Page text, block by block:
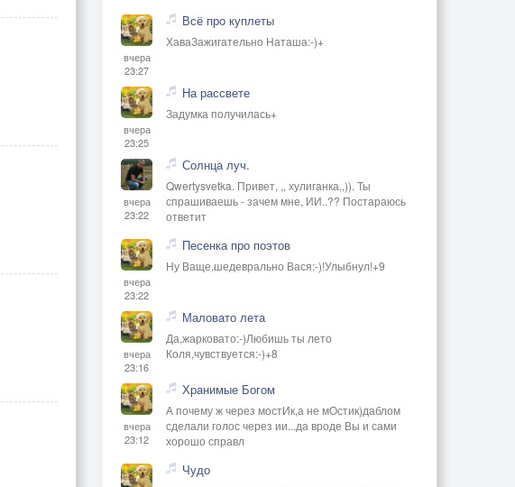
вчера
23:27
Всё про куплеты
ХаваЗажигательно Наташа:-)+
вчера
23:25
На рассвете
Задумка получилась+
вчера
23:22
Солнца луч.
Qwertysvetka. Привет, ,, хулиганка,,)). Ты
спрашиваешь - зачем мне, ИИ..?? Постараюсь
ответит
вчера
23:22
Песенка про поэтов
Ну Ваще,шедеврально Вася:-)!Улыбнул!+9
вчера
23:16
Маловато лета
Да,жарковато:-)Любишь ты лето
Коля,чувствуется:-)+8
вчера
23:12
Хранимые Богом
А почему ж через мостИк,а не мОстик)даблом
сделали голос через ии...да вроде Вы и сами
хорошо справл
Чудо